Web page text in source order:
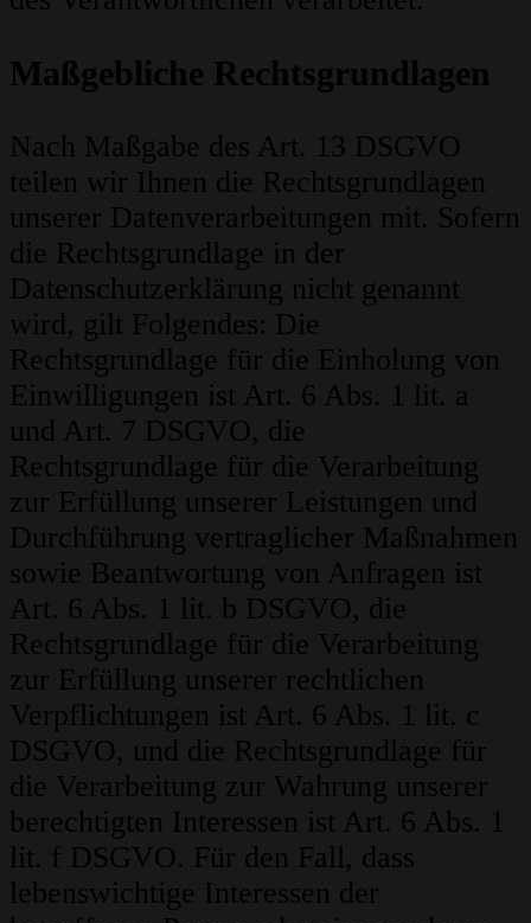
Maßgebliche Rechtsgrundlagen
Nach Maßgabe des Art. 13 DSGVO
teilen wir Ihnen die Rechtsgrundlagen
unserer Datenverarbeitungen mit. Sofern
die Rechtsgrundlage in der
Datenschutzerklärung nicht genannt
wird, gilt Folgendes: Die
Rechtsgrundlage für die Einholung von
Einwilligungen ist Art. 6 Abs. 1 lit. a
und Art. 7 DSGVO, die
Rechtsgrundlage für die Verarbeitung
zur Erfüllung unserer Leistungen und
Durchführung vertraglicher Maßnahmen
sowie Beantwortung von Anfragen ist
Art. 6 Abs. 1 lit. b DSGVO, die
Rechtsgrundlage für die Verarbeitung
zur Erfüllung unserer rechtlichen
Verpflichtungen ist Art. 6 Abs. 1 lit. c
DSGVO, und die Rechtsgrundlage für
die Verarbeitung zur Wahrung unserer
berechtigten Interessen ist Art. 6 Abs. 1
lit. f DSGVO. Für den Fall, dass
lebenswichtige Interessen der